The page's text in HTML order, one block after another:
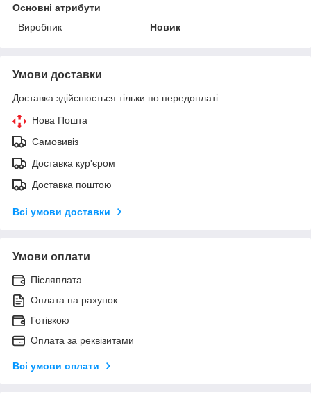
Основні атрибути
Виробник
Новик
Умови доставки
Доставка здійснюється тільки по передоплаті.
Нова Пошта
Самовивіз
Доставка кур'єром
Доставка поштою
Всі умови доставки
Умови оплати
Післяплата
Оплата на рахунок
Готівкою
Оплата за реквізитами
Всі умови оплати